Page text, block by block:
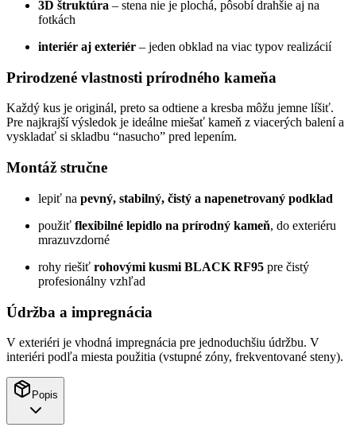
3D štruktúra – stena nie je plochá, pôsobí drahšie aj na
fotkách
interiér aj exteriér – jeden obklad na viac typov realizácií
Prirodzené vlastnosti prírodného kameňa
Každý kus je originál, preto sa odtiene a kresba môžu jemne líšiť.
Pre najkrajší výsledok je ideálne miešať kameň z viacerých balení a
vyskladať si skladbu “nasucho” pred lepením.
Montáž stručne
lepiť na pevný, stabilný, čistý a napenetrovaný podklad
použiť flexibilné lepidlo na prírodný kameň, do exteriéru
mrazuvzdorné
rohy riešiť rohovými kusmi BLACK RF95 pre čistý
profesionálny vzhľad
Údržba a impregnácia
V exteriéri je vhodná impregnácia pre jednoduchšiu údržbu. V
interiéri podľa miesta použitia (vstupné zóny, frekventované steny).
Popis